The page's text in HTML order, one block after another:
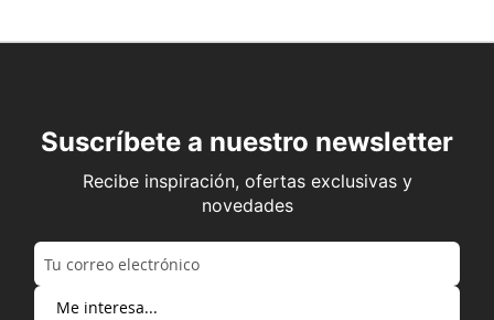
Suscríbete a nuestro newsletter
Recibe inspiración, ofertas exclusivas y
novedades